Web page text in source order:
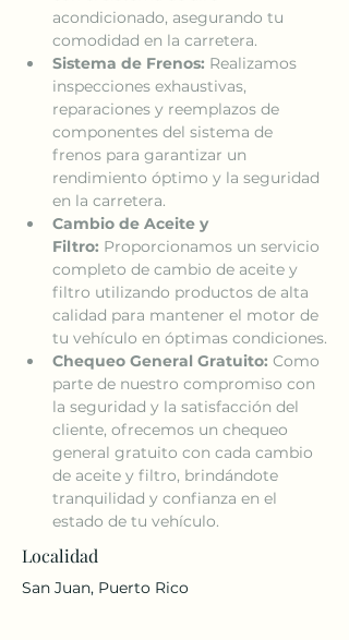
acondicionado, asegurando tu
comodidad en la carretera.
Sistema de Frenos: Realizamos
inspecciones exhaustivas,
reparaciones y reemplazos de
componentes del sistema de
frenos para garantizar un
rendimiento óptimo y la seguridad
en la carretera.
Cambio de Aceite y
Filtro: Proporcionamos un servicio
completo de cambio de aceite y
filtro utilizando productos de alta
calidad para mantener el motor de
tu vehículo en óptimas condiciones.
Chequeo General Gratuito: Como
parte de nuestro compromiso con
la seguridad y la satisfacción del
cliente, ofrecemos un chequeo
general gratuito con cada cambio
de aceite y filtro, brindándote
tranquilidad y confianza en el
estado de tu vehículo.
Localidad
San Juan, Puerto Rico